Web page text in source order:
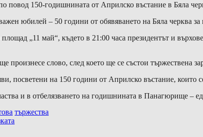
повод 150-годишнината от Априлско въстание в Бяла
юбилей – 50 години от обявяването на Бяла черква за
„11 май“, където в 21:00 часа президентът и
слово, след което ще се състои тържествена
посветени на 150 години от Априлско въстание, които
и в отбелязването на годишнината в Панагюрище –
тържества